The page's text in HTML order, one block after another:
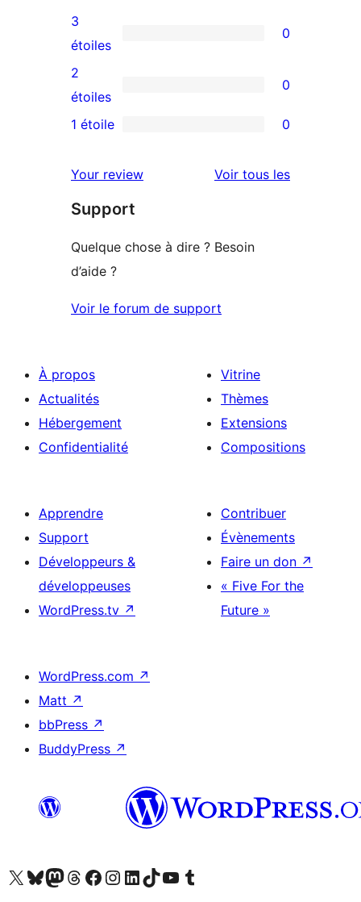
5
étoiles
avis
à
4
étoile
0
avis
à
3
3
étoiles
0
0
avis
2
2
étoiles
0
à
1
1 étoile 0
Your review Voir tous lesavis
Support
Quelque chose à dire ? Besoin
d’aide ?
Voir le forum de support
À propos
Actualités
Hébergement
Confidentialité
Vitrine
Thèmes
Extensions
Compositions
Apprendre
Support
Développeurs &
développeuses
WordPress.tv ↗
Contribuer
Évènements
Faire un don ↗
« Five For the
Future »
WordPress.com ↗
Matt ↗
bbPress ↗
BuddyPress ↗
Visitez notre compte X (précédemment Twitter)
Visiter notre compte Bluesky
Visiter notre compte Mastodon
Visiter notre compte Threads
Consulter notre compte Facebook
Consulter notre compte Instagram
Consulter notre compte LinkedIn
Visiter notre compte TokTok
Visiter notre chaîne YouTube
Visiter notre compte Tumblr